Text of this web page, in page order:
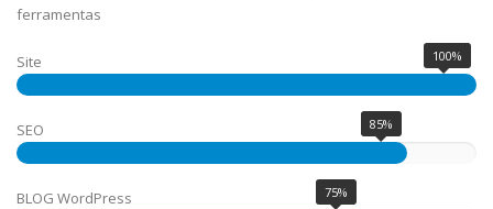
ferramentas
Site 100%
SEO 85%
BLOG WordPress 75%